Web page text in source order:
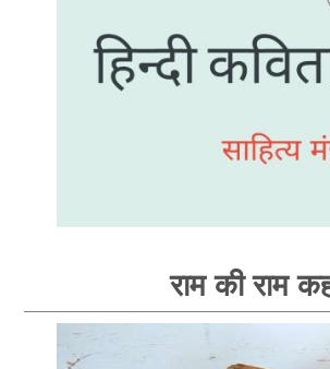
राम की राम